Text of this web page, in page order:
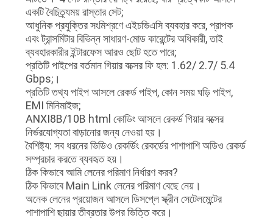
অনুরোধ
করুন
সাইট
ম্যাপ
গোপনীয়তা
একটি বৈচিত্র্যময় রাস্তার সেট;
আধুনিক প্রযুক্তির সংমিশ্রণে এইচভিএসি ব্যবহার করে, প্রাপক
এবং ট্রান্সমিটার বিভিন্ন সাধারণ-মোড কারেন্টের অধিকারী, তাই
ব্যবহারকারীর ইন্টারফেস আরও ছোট হতে পারে;
প্রতিটি পাইপের বর্তমান গিয়ার বক্সের ফি হল: 1.62/ 2.7/ 5.4
Gbps;।
প্রতিটি তথ্য পাইপ আসলে রেকর্ড পাইপ, কোন সময় ঘড়ি পাইপ,
EMI মিনিমাইজ;
ANXI8B/10B html কোডিং আসলে রেকর্ড গিয়ার বক্সের
নির্ভরযোগ্যতা বাড়ানোর জন্য নেওয়া হয়।
বৈশিষ্ট্য: সব ধরনের ভিডিও রেকর্ডিং রেকর্ডের পাশাপাশি অডিও রেকর্ড
সম্প্রচার করতে ব্যবহৃত হয়।
ঠিক কিভাবে আমি লেনের পরিমাণ নির্ধারণ করব?
ঠিক কিভাবে Main Link লেনের পরিমাণ বেছে নেয়।
অনেক লেনের প্রয়োজন আসলে ডিসপ্লে স্ক্রীন সেটেলমেন্টের
পাশাপাশি ছায়ার তীব্রতার উপর ভিত্তি করে।